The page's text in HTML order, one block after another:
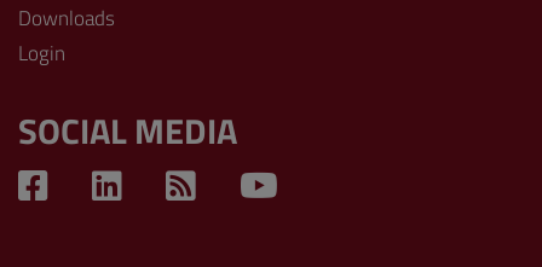
Downloads
Login
SOCIAL MEDIA